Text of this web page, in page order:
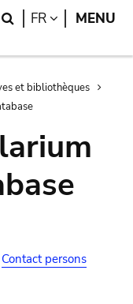
Search
FR LANGUAGE
MENU
et bibliothèques
Contact persons